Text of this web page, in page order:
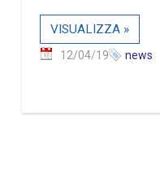
VISUALIZZA »
12/04/19 news